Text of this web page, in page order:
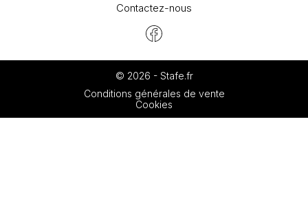
Contactez-nous
© 2026 - Stafe.fr
Conditions générales de vente
Cookies